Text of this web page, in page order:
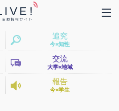
追究
今×知性
交流
大学×地域
報告
今×学生